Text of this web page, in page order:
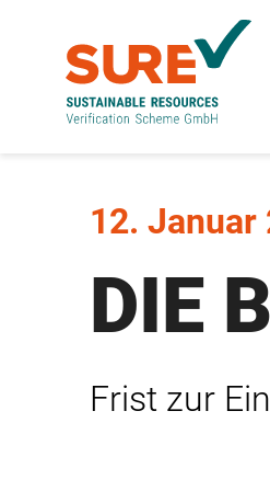
12. Januar
DIE
Frist zur